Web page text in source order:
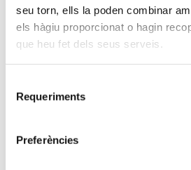
seu torn, ells la poden combinar
els hàgiu proporcionat o hagin
que heu fet dels seus serveis.
Requeriments
Preferències
Sr. Eduard Vilà Marhuenda,
Antonio Martínez Sanchez,
Proced. Tributaris ATC.
Descripción
- Introducció: naturalesa i